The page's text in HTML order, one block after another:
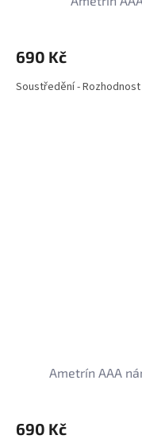
690 Kč
Soustředění -
Ametrín AAA
690 Kč